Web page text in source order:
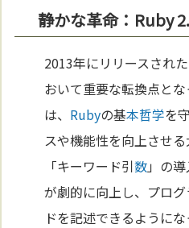
静かな革命：Ruby
2013年にリリースされた
おいて重要な転換点と
は、 Rubyの基本哲学を
スや機能性を向上させる
「キーワード引数」の
が劇的に向上し、プロ
ドを記述できるように